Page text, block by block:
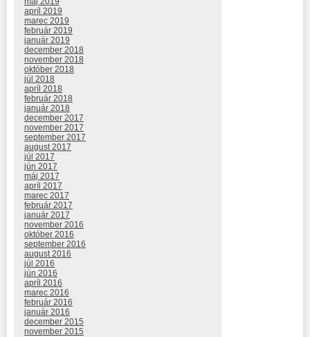
apríl 2019
marec 2019
február 2019
január 2019
december 2018
november 2018
október 2018
júl 2018
apríl 2018
február 2018
január 2018
december 2017
november 2017
september 2017
august 2017
júl 2017
jún 2017
máj 2017
apríl 2017
marec 2017
február 2017
január 2017
november 2016
október 2016
september 2016
august 2016
júl 2016
jún 2016
apríl 2016
marec 2016
február 2016
január 2016
december 2015
november 2015